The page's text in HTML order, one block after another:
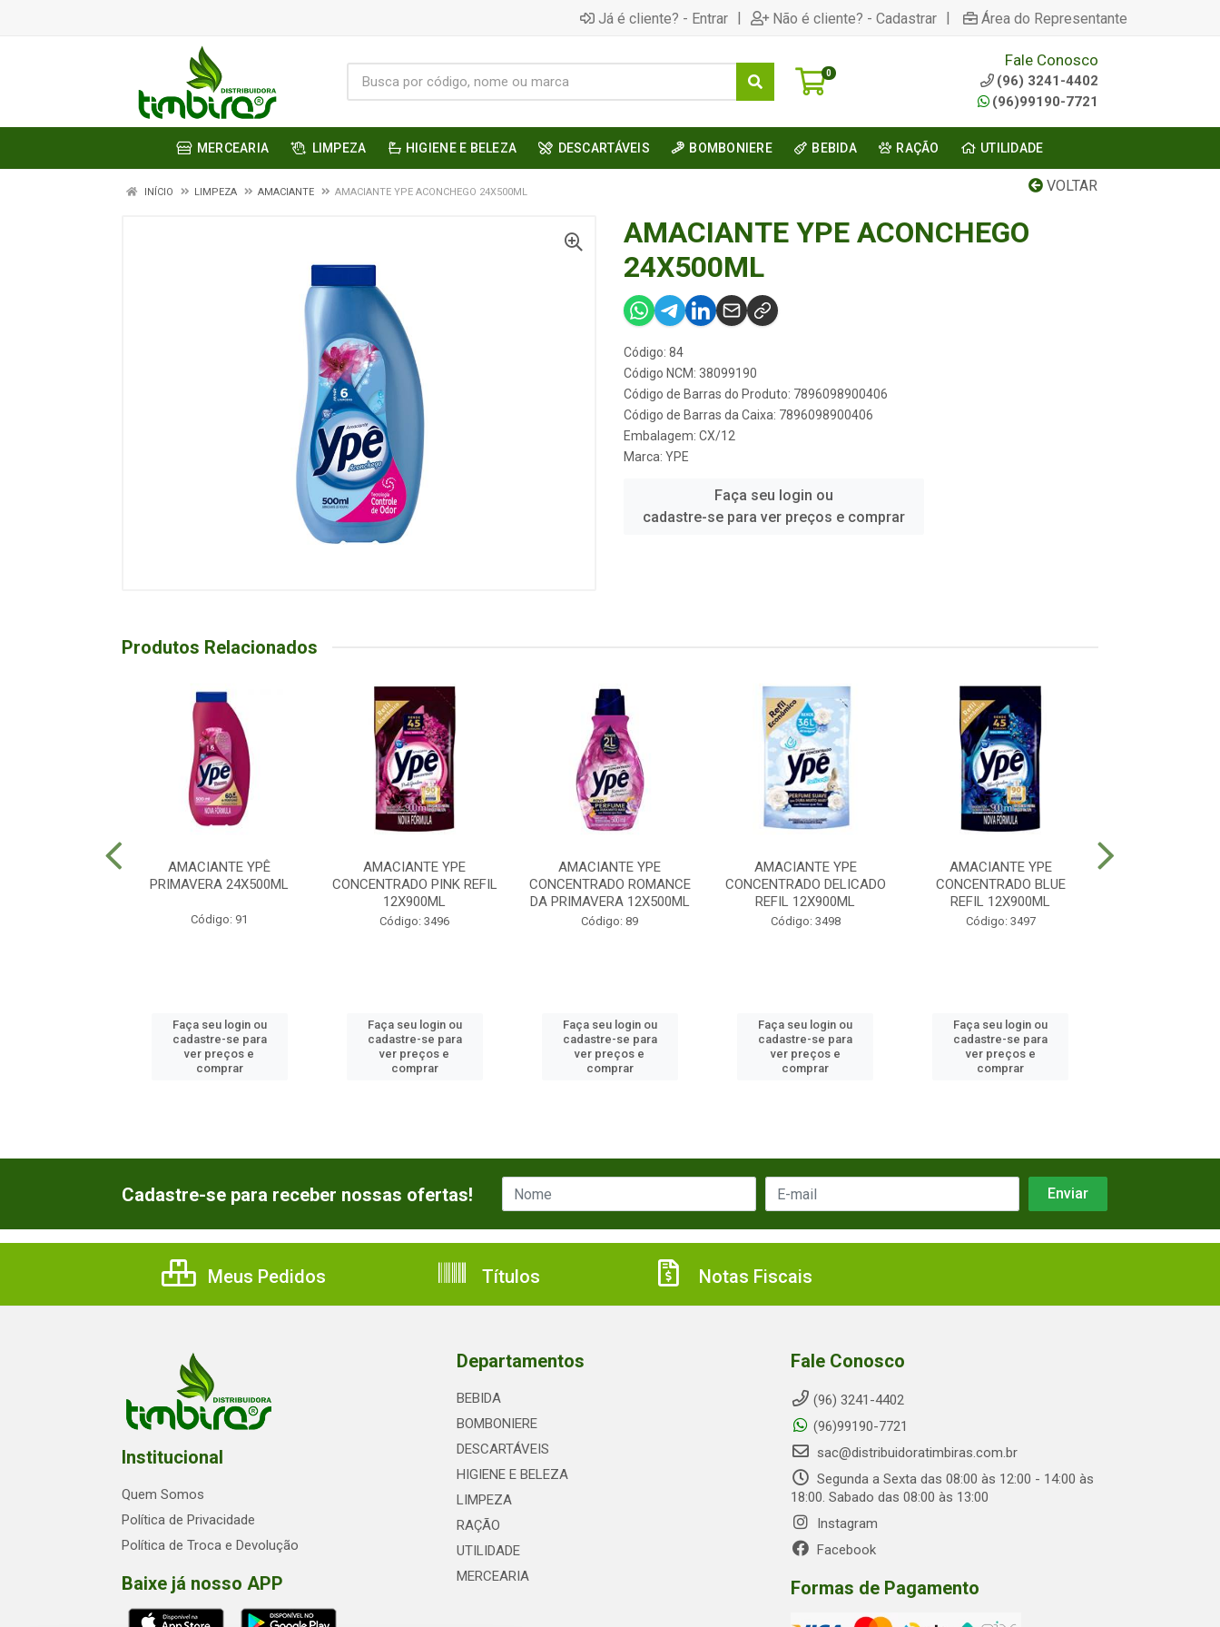
Já é cliente? - Entrar | Não é cliente? - Cadastrar | Área do Representante
0
Fale Conosco
(96) 3241-4402
(96)99190-7721
MERCEARIA LIMPEZA HIGIENE E BELEZA DESCARTÁVEIS BOMBONIERE BEBIDA RAÇÃO UTILIDADE
VOLTAR
INÍCIO LIMPEZA AMACIANTE AMACIANTE YPE ACONCHEGO 24X500ML
AMACIANTE YPE ACONCHEGO
24X500ML
Código: 84
Código NCM: 38099190
Código de Barras do Produto: 7896098900406
Código de Barras da Caixa: 7896098900406
Embalagem: CX/12
Marca: YPE
Faça seu login ou
cadastre-se para ver preços e comprar
Produtos Relacionados
AMACIANTE YPÊ
PRIMAVERA 24X500ML
Código: 91
Faça seu login ou
cadastre-se para
ver preços e
comprar
AMACIANTE YPE
CONCENTRADO PINK REFIL
12X900ML
Código: 3496
Faça seu login ou
cadastre-se para
ver preços e
comprar
AMACIANTE YPE
CONCENTRADO ROMANCE
DA PRIMAVERA 12X500ML
Código: 89
Faça seu login ou
cadastre-se para
ver preços e
comprar
AMACIANTE YPE
CONCENTRADO DELICADO
REFIL 12X900ML
Código: 3498
Faça seu login ou
cadastre-se para
ver preços e
comprar
AMACIANTE YPE
CONCENTRADO BLUE
REFIL 12X900ML
Código: 3497
Faça seu login ou
cadastre-se para
ver preços e
comprar
Cadastre-se para receber nossas ofertas!
Meus Pedidos Títulos Notas Fiscais
Institucional
Quem Somos
Política de Privacidade
Política de Troca e Devolução
Baixe já nosso APP
Departamentos
BEBIDA
BOMBONIERE
DESCARTÁVEIS
HIGIENE E BELEZA
LIMPEZA
RAÇÃO
UTILIDADE
MERCEARIA
Fale Conosco
(96) 3241-4402
(96)99190-7721
sac@distribuidoratimbiras.com.br
Segunda a Sexta das 08:00 às 12:00 - 14:00 às
18:00. Sabado das 08:00 às 13:00
Instagram
Facebook
Formas de Pagamento